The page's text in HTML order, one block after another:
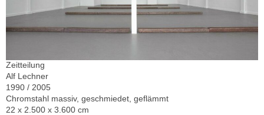
Zeitteilung
Alf Lechner
1990 / 2005
Chromstahl massiv, geschmiedet, geflämmt
22 x 2.500 x 3.600 cm